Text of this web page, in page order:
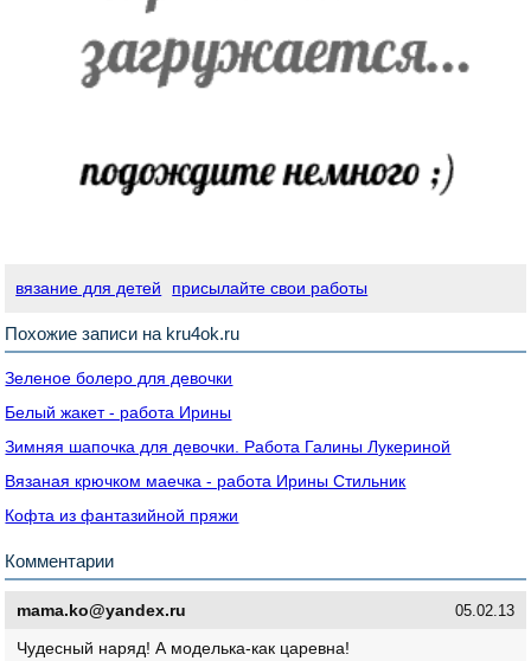
вязание для детей присылайте свои работы
Похожие записи на kru4ok.ru
Зеленое болеро для девочки
Белый жакет - работа Ирины
Зимняя шапочка для девочки. Работа Галины Лукериной
Вязаная крючком маечка - работа Ирины Стильник
Кофта из фантазийной пряжи
Комментарии
mama.ko@yandex.ru 05.02.13
Чудесный наряд! А моделька-как царевна!